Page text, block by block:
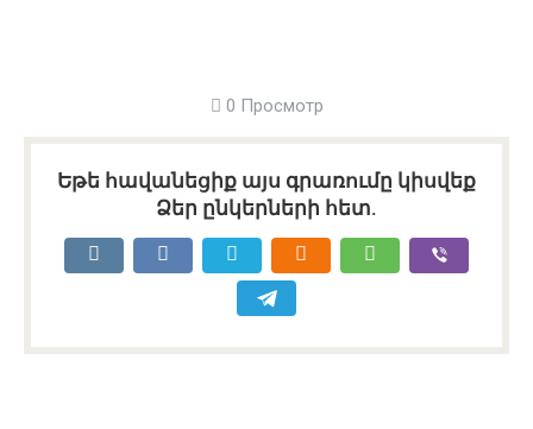
0 Просмотр
Եթե հավանեցիք այս գրառումը կիսվեք
Ձեր ընկերների հետ.